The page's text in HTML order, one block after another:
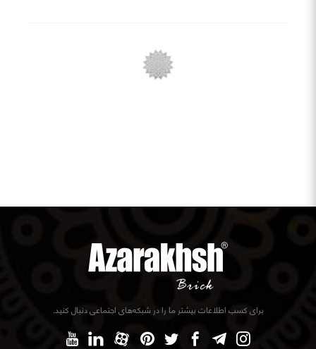
برای کسب اطلاعات بیشتر ما را در شبکه‌های اجتماعی دنبال کنید.